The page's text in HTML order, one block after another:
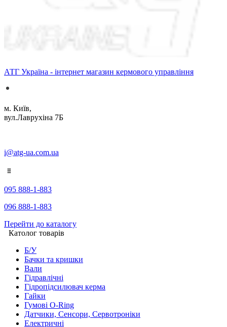
АТГ Україна - інтернет магазин кермового управління
м. Київ,
вул.Лаврухіна 7Б
i@atg-ua.com.ua
095 888-1-883
096 888-1-883
Перейти до каталогу
Католог товарів
Б/У
Бачки та кришки
Вали
Гідравлічні
Гідропідсилювач керма
Гайки
Гумові O-Ring
Датчики, Сенсори, Сервотроніки
Електричні